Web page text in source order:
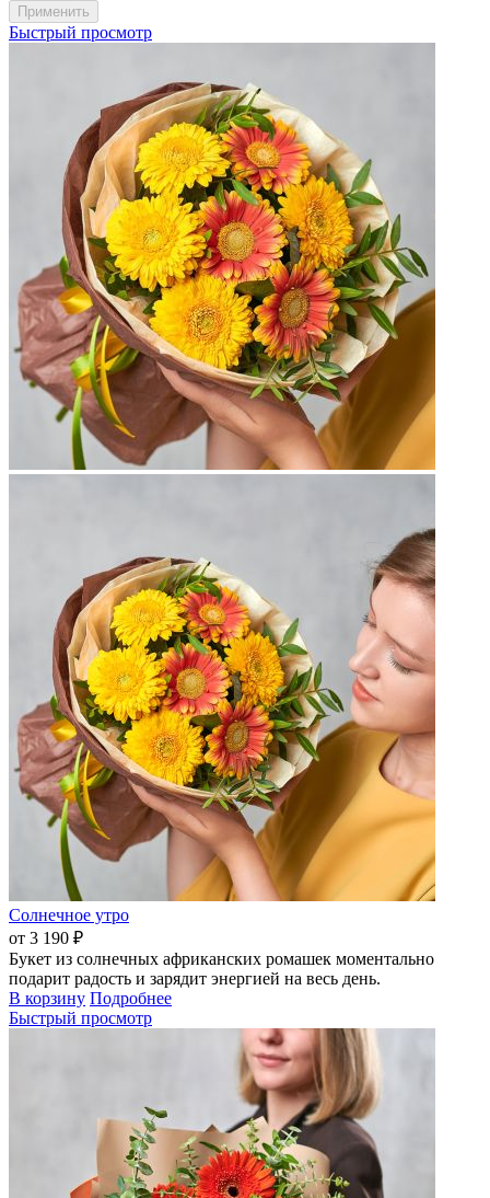
Быстрый просмотр
Солнечное утро
от 3 190 ₽
Букет из солнечных африканских ромашек моментально
подарит радость и зарядит энергией на весь день.
В корзину Подробнее
Быстрый просмотр